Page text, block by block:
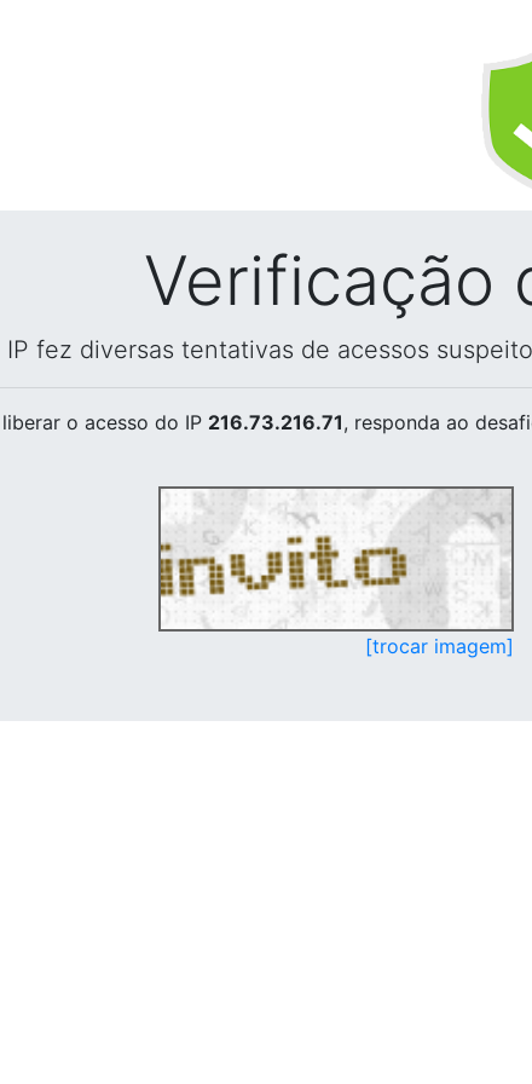
Verificação
IP fez diversas tentativas de acessos
o acesso do IP 216.73.216.71, responda ao
[trocar imagem]